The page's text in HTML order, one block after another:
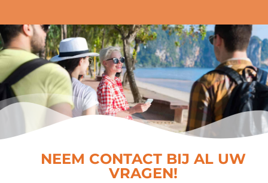
NEEM CONTACT BIJ AL UW
VRAGEN!